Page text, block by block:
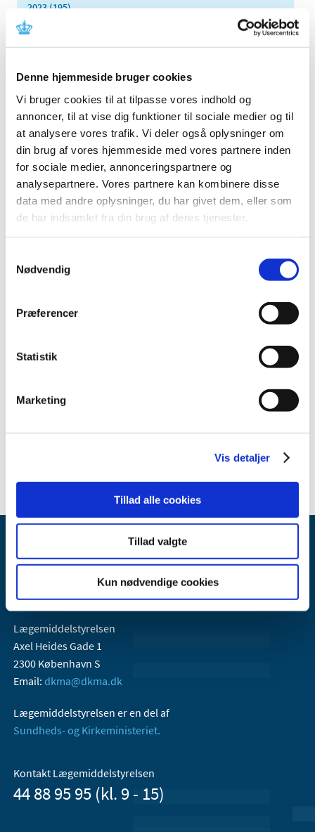
Denne hjemmeside bruger cookies
Vi bruger cookies til at tilpasse vores indhold og
annoncer, til at vise dig funktioner til sociale medier og til
at analysere vores trafik. Vi deler også oplysninger om
din brug af vores hjemmeside med vores partnere inden
for sociale medier, annonceringspartnere og
analysepartnere. Vores partnere kan kombinere disse
data med andre oplysninger, du har givet dem, eller som
de har indsamlet fra din brug af deres tjenester.
Nødvendig
Præferencer
Statistik
Marketing
Vis detaljer
Tillad alle cookies
Tillad valgte
Kun nødvendige cookies
2023 (195)
2022 (197)
2021 (516)
2019 (159)
2018 (150)
2017 (167)
2016 (167)
2015 (33)
2014 (44)
2013 (49)
2012 (44)
2010 (7)
maj (1)
marts (2)
2008 (8)
2006 (9)
Lægemiddelstyrelsen
Axel Heides Gade 1
2300 København S
Email: dkma@dkma.dk
Lægemiddelstyrelsen er en del af
Sundheds- og Kirkeministeriet.
Kontakt Lægemiddelstyrelsen
44 88 95 95 (kl. 9 - 15)